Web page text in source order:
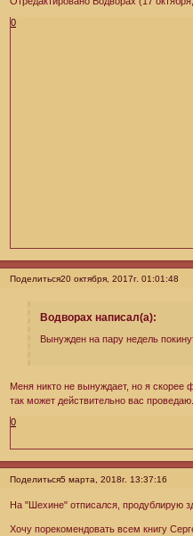
0
Поделиться20 октября, 2017г. 01:01:48
Водворах написал(а):
Вынужден на пару недель
Меня никто не вынуждает, но я скорее
так может действительно вас
0
Поделиться5 марта, 2018г. 13:37:16
На "Шехине" отписался, продублирую
Хочу порекомендовать всем книгу